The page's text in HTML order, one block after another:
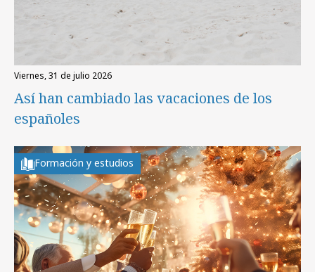
viernes, 31 de julio 2026
Así han cambiado las vacaciones de los
españoles
Formación y estudios